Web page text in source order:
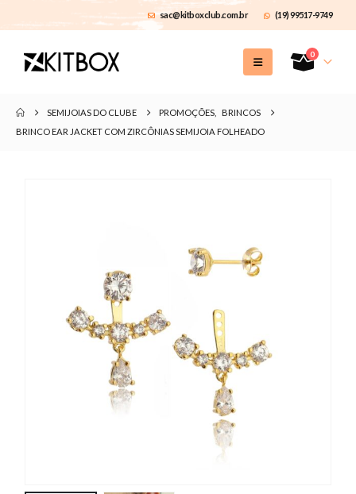
sac@kitboxclub.com.br (19) 99517-9749
0
SEMIJOIAS DO CLUBE PROMOÇÕES
BRINCOS
BRINCO EAR JACKET COM ZIRCÔNIAS SEMIJOIA FOLHEADO